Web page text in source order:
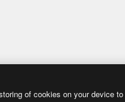
of cookies on your device